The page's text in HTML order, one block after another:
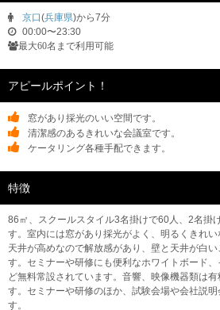
京口(兵庫県)から7分
00:00〜23:30
最大60名まで利用可能
アピールポイント！
窓があり採光のいい空間です。
清潔感のあるきれいな会議室です。
ケータリング各種手配できます。
特徴
86㎡、スクールスタイル3名掛けで60人、2名掛
す。室内には窓があり採光がよく、明るくきれい
天井が高めなので解放感があり、壁と天井が白
す。セミナーや研修にも便利なホワイトボード
ど無料常設されています。音響、映像機器類は
す。セミナーや研修のほか、試験会場や会社説
す。